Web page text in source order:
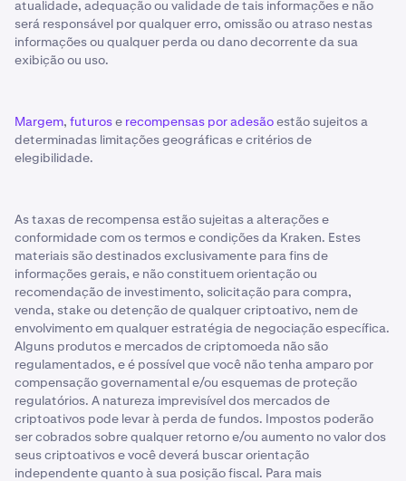
atualidade, adequação ou validade de tais informações e não
será responsável por qualquer erro, omissão ou atraso nestas
informações ou qualquer perda ou dano decorrente da sua
exibição ou uso.
Margem, futurose recompensas por adesãoestão sujeitos a
determinadas limitações geográficas e critérios de
elegibilidade.
As taxas de recompensa estão sujeitas a alterações e
conformidade com os termos e condições da Kraken. Estes
materiais são destinados exclusivamente para fins de
informações gerais, e não constituem orientação ou
recomendação de investimento, solicitação para compra,
venda, stake ou detenção de qualquer criptoativo, nem de
envolvimento em qualquer estratégia de negociação específica.
Alguns produtos e mercados de criptomoeda não são
regulamentados, e é possível que você não tenha amparo por
compensação governamental e/ou esquemas de proteção
regulatórios. A natureza imprevisível dos mercados de
criptoativos pode levar à perda de fundos. Impostos poderão
ser cobrados sobre qualquer retorno e/ou aumento no valor dos
seus criptoativos e você deverá buscar orientação
independente quanto à sua posição fiscal. Para mais